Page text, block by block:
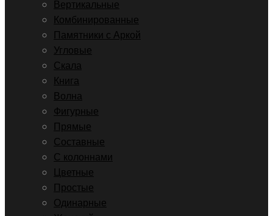
Вертикальные
Комбинированные
Памятники с Аркой
Угловые
Скала
Книга
Волна
Фигурные
Прямые
Составные
С колоннами
Цветные
Простые
Одинарные